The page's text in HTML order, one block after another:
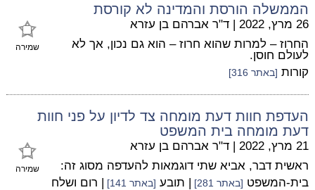
הממשלה הורסת והמדינה לא קורסת
שמירה
26 מרץ, 2022 | ד"ר אברהם בן עזרא
החרוז – למרות שהוא חרוז – הוא גם נכון, אך לא
לעולם חוסן.
קורות [באתר 316]
העדפת חוות דעת מומחה צד לדיון על פני חוות
דעת מומחה בית המשפט
שמירה
21 מרץ, 2022 | ד"ר אברהם בן עזרא
ראשית דבר, אביא שתי דוגמאות להעדפה מסוג זה:
בית-המשפט [באתר 281] | תובע [באתר 141] | רום ושלח